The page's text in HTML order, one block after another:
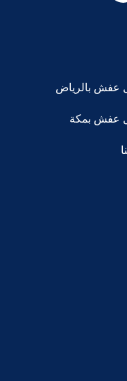
عفش بالرياض
عفش بمكة